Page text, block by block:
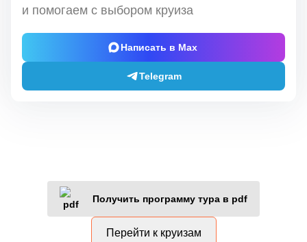
и помогаем с выбором круиза
Написать в Max
Telegram
Получить программу тура в pdf
Перейти к круизам